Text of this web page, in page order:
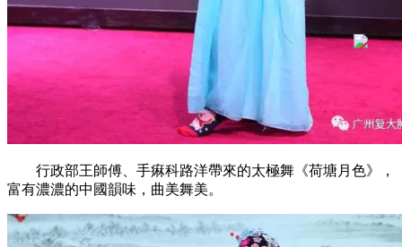
行政部王師傅、手痳科路洋帶來的太極舞《荷塘月色》，
富有濃濃的中國韻味，曲美舞美。